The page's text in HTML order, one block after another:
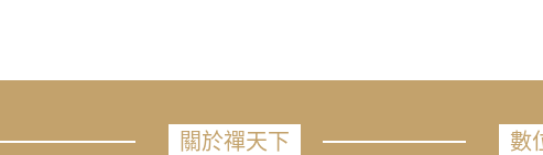
關於禪天下 數